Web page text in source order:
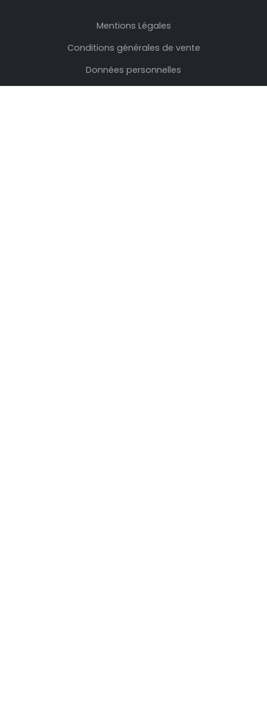
Mentions Légales
Conditions générales de vente
Données personnelles